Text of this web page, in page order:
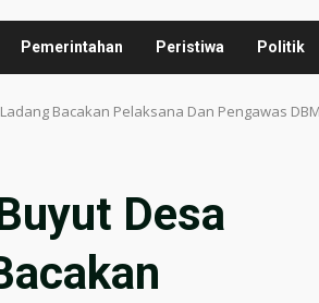
Pemerintahan Peristiwa Politik
Bacakan Pelaksana Dan Pengawas
Desa